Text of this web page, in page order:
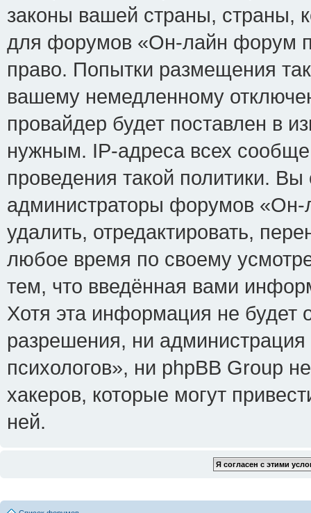
законы вашей страны, страны,
для форумов «Он-лайн форум
право. Попытки размещения
вашему немедленному
провайдер будет поставлен в
нужным. IP-адреса всех
проведения такой политики.
администраторы форумов
удалить, отредактировать,
любое время по своему
тем, что введённая вами
Хотя эта информация не будет
разрешения, ни
психологов», ни phpBB Group
хакеров, которые могут
ней.